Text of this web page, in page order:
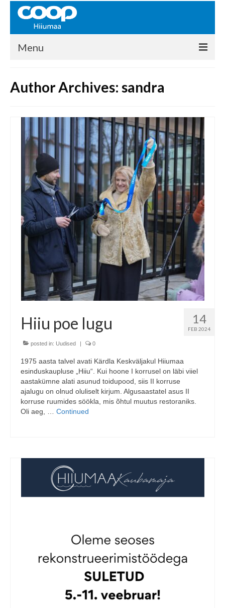
Menu
Kontakt
Liikmed
Ajalugu
KAUPLUSED
EHITUSKESKUS
KAUBAMAJA
KAMPAANIAD
COOP KLIENDIKAART
KINKEKAART
PAKUME TÖÖD
HIIUMAA KÖÖK JA PAGAR
MEIE PANUS
Author Archives: sandra
14
FEB 2024
Hiiu poe lugu
posted in: Uudised | 0
1975 aasta talvel avati Kärdla Keskväljakul Hiiumaa
esinduskaupluse „Hiiu“. Kui hoone I korrusel on läbi viiel
aastakümne alati asunud toidupood, siis II korruse
ajalugu on olnud oluliselt kirjum. Algusaastatel asus II
korruse ruumides söökla, mis õhtul muutus restoraniks.
Oli aeg, … Continued